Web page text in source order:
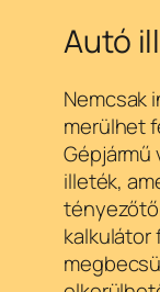
Autó
Nemcsak
merülhet
Gépjármű
illeték,
kalkulátor